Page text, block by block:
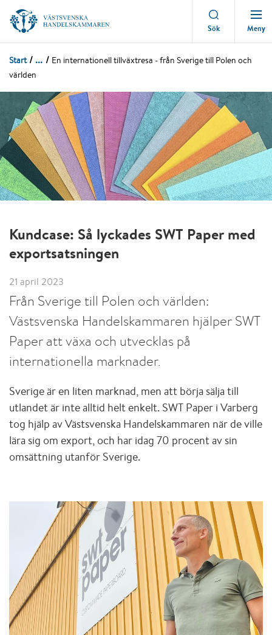
Sök Meny
Start ...
En internationell tillväxtresa - från Sverige till Polen och
världen
Kundcase: Så lyckades SWT Paper med
exportsatsningen
21 april 2023
Från Sverige till Polen och världen:
Västsvenska Handelskammaren hjälper SWT
Paper att växa och utvecklas på
internationella marknader.
Sverige är en liten marknad, men att börja sälja till
utlandet är inte alltid helt enkelt. SWT Paper i Varberg
tog hjälp av Västsvenska Handelskammaren när de ville
lära sig om export, och har idag 70 procent av sin
omsättning utanför Sverige.